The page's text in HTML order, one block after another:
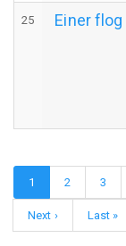
25 Einer
Aktuelle
Seite
1 Page
2 Page
3
Nächste
Seite
Next ›
Letzte
Seite
Last »